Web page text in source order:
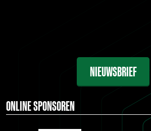
NIEUWSBRIEF
ONLINE SPONSOREN